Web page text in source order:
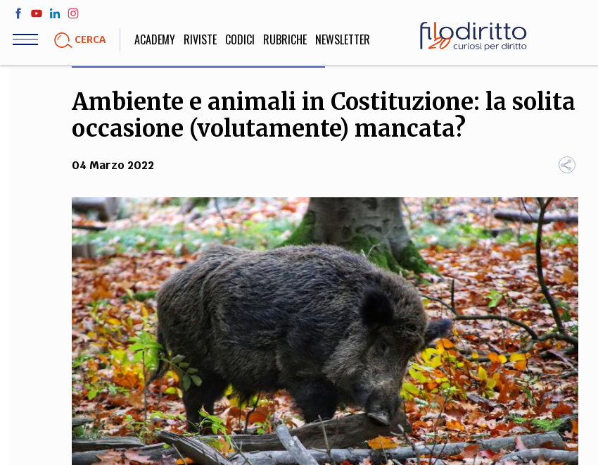
Salta
contenuto
CERCA ACADEMY RIVISTE CODICI RUBRICHE NEWSLETTER
LIFE STYLE
Sport, Cucina, Viaggi,
SOCIETÀ
Politica, Attualità,
DIRITTO
STORIA E FILOSOFIA
Scienze storiche,
umanistiche, Religione
INNOVAZIONE
Scienze informatiche,
Architettura, Ingegneria
TEAM
FILODIRITTO REDAZIONE COMITATO SCIENTIFICO AUTORI CURATORI FOTOGRAFI
EXTRA
CODICI RUBRICHE LIBRI PROCEEDINGS PUBBLICITÀ CONTATTI
SOCIAL MEDIA
Ambiente e animali in Costituzione: la solita
occasione (volutamente) mancata?
04 Marzo 2022